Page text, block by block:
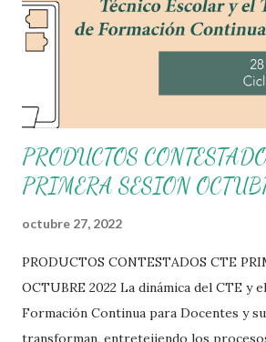
PRODUCTOS
PRIMERA SESION
octubre 27, 2022
PRODUCTOS CONTESTADOS CTE
OCTUBRE 2022 La dinámica del CTE y
Formación Continua para Docentes y
transforman, entretejiendo los